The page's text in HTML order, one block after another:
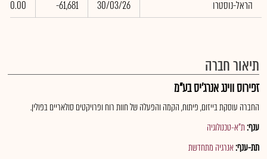
הראל-נוסטרו
30/03/26
-61,681
0.00
תיאור חברה
זפירוס ווינג אנרג'יס בע"מ
החברה עוסקת בייזום, פיתוח, הקמה והפעלה של חוות רוח ופרויקטים סולאריים בפולין.
ענף:ת"א-טכנולוגיה
תת-ענף:אנרגיה מתחדשת